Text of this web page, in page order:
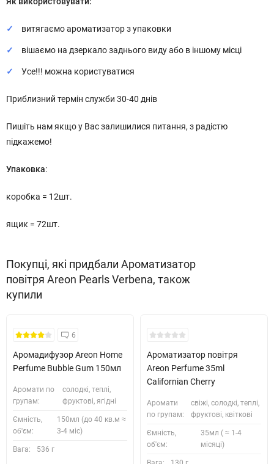
витягаємо ароматизатор з упаковки
вішаємо на дзеркало заднього виду або в іншому місці
Усе!!! можна користуватися
Приблизний термін служби 30-40 днів
Пишіть нам якщо у Вас залишилися питання, з радістю
підкажемо!
Упаковка:
коробка = 12шт.
ящик = 72шт.
Покупці, які придбали Ароматизатор
повітря Areon Pearls Verbena, також
купили
Безкоштовна Доставка
6
Аромадифузор Areon Home
Perfume Bubble Gum 150мл
Аромати по
групам:
солодкі, теплі,
фруктові, ягідні
Ємність,
об'єм:
150мл (до 40 кв.м ≈
3-4 міс)
Вага: 536 г
Ароматизатор повітря
Areon Perfume 35ml
Californian Cherry
Аромати
по групам:
свіжі, солодкі, теплі,
фруктові, квіткові
Ємність,
об'єм:
35мл ( ≈ 1-4
місяці)